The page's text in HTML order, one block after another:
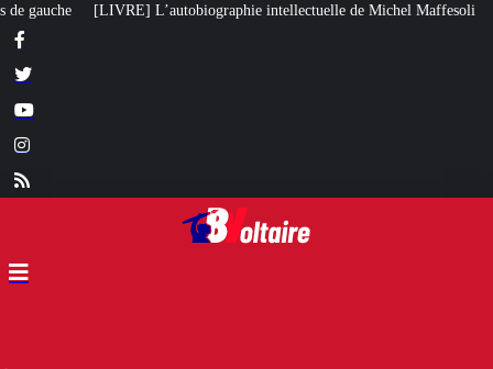
intellectuelle de Michel Maffesoli Pour regagner son influence en